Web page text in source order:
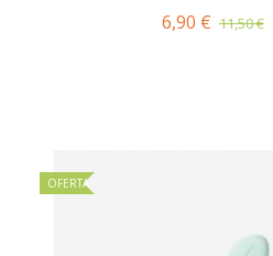
6,90 € 11,50 €
OFERTA